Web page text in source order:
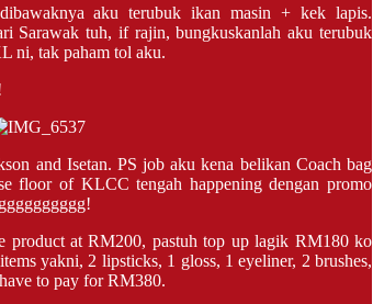
aku terubuk ikan masin + kek lapis.
Sarawak tuh, if rajin, bungkuskanlah aku terubuk
ni, tak paham tol aku.
and Isetan. PS job aku kena belikan Coach bag
floor of KLCC tengah happening dengan promo
product at RM200, pastuh top up lagik RM180 ko
yakni, 2 lipsticks, 1 gloss, 1 eyeliner, 2 brushes,
to pay for RM380.